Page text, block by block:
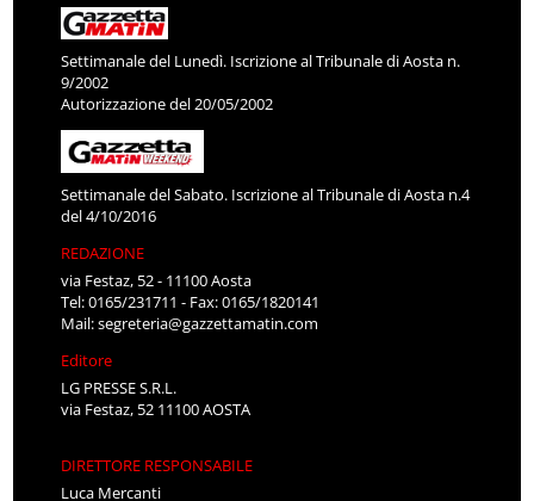
Settimanale del Lunedì. Iscrizione al Tribunale di Aosta n.
9/2002
Autorizzazione del 20/05/2002
Settimanale del Sabato. Iscrizione al Tribunale di Aosta n.4
del 4/10/2016
REDAZIONE
via Festaz, 52 - 11100 Aosta
Tel: 0165/231711 - Fax: 0165/1820141
Mail:segreteria@gazzettamatin.com
Editore
LG PRESSE S.R.L.
via Festaz, 52 11100 AOSTA
DIRETTORE RESPONSABILE
Luca Mercanti